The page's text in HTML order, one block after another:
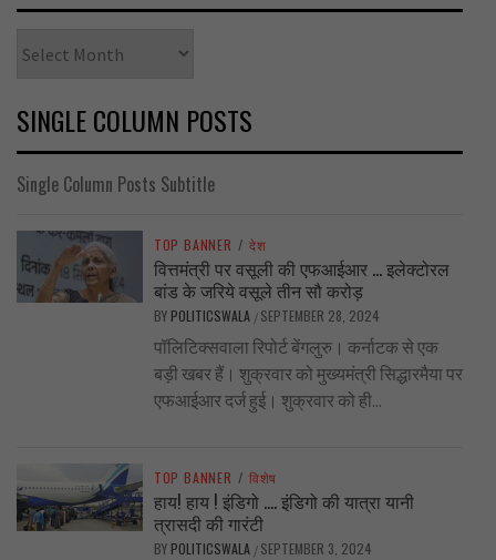
SINGLE COLUMN POSTS
Single Column Posts Subtitle
TOP BANNER / देश
वित्तमंत्री पर वसूली की एफआईआर … इलेक्टोरल
बांड के जरिये वसूले तीन सौ करोड़
BY POLITICSWALA / SEPTEMBER 28, 2024
पॉलिटिक्सवाला रिपोर्ट बेंगलुरु। कर्नाटक से एक
बड़ी खबर हैं। शुक्रवार को मुख्यमंत्री सिद्धारमैया पर
एफआईआर दर्ज हुई। शुक्रवार को ही...
TOP BANNER / विशेष
हाय! हाय ! इंडिगो …. इंडिगो की यात्रा यानी
त्रासदी की गारंटी
BY POLITICSWALA / SEPTEMBER 3, 2024